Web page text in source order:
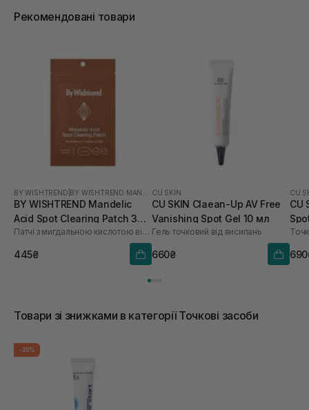
Рекомендовані товари
BY WISHTREND BY WISHTREND MANDELIC ACID
BY WISHTREND Mandelic
Acid Spot Clearing Patch 39
шт
Патчі з мигдальною кислотою від висипань та постакне
445₴
CU SKIN
CU SKIN Claean-Up AV Free
Vanishing Spot Gel 10 мл
Гель точковий від висипань
660₴
CU
CU
Товари зі знижками в категорії Точкові засоби
-20%